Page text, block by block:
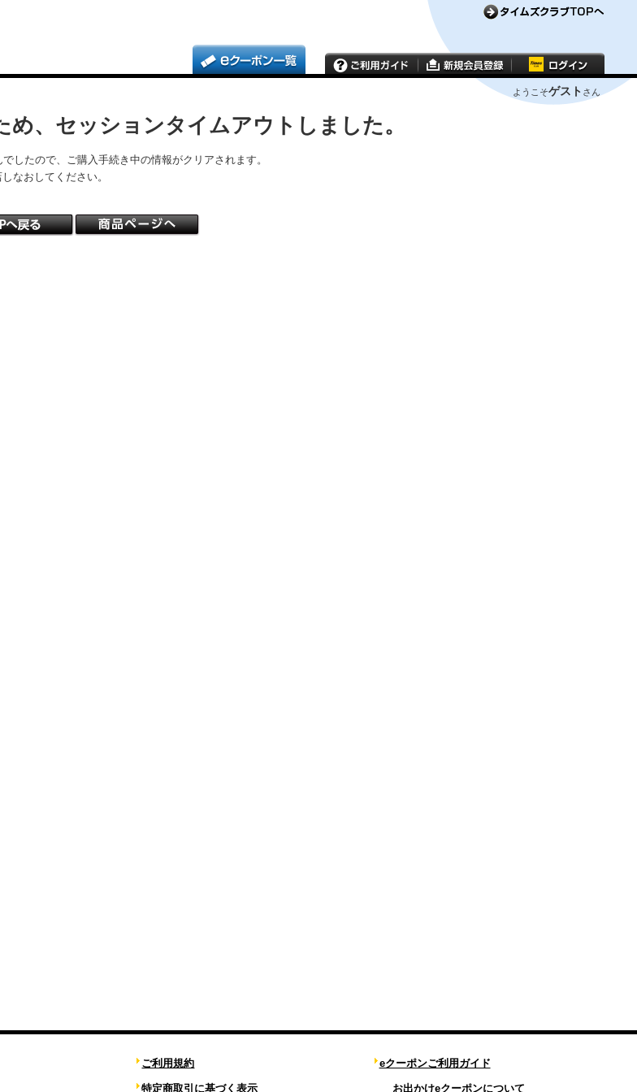
ようこそゲスト さん
め、セッションタイムアウトしました。
したので、ご購入手続き中の情報がクリアされます。
なおしてください。
ご利用規約
特定商取引に基づく表示
eクーポンご利用ガイド
お出かけeクーポンについて